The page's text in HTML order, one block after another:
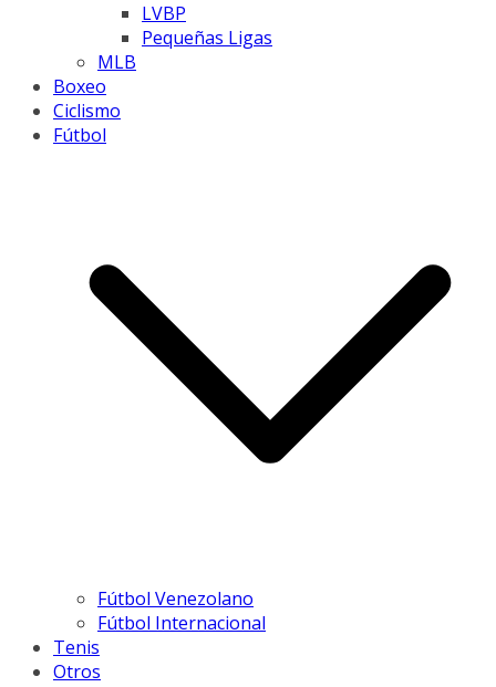
LVBP
Pequeñas Ligas
MLB
Boxeo
Ciclismo
Fútbol
Fútbol Venezolano
Fútbol Internacional
Tenis
Otros